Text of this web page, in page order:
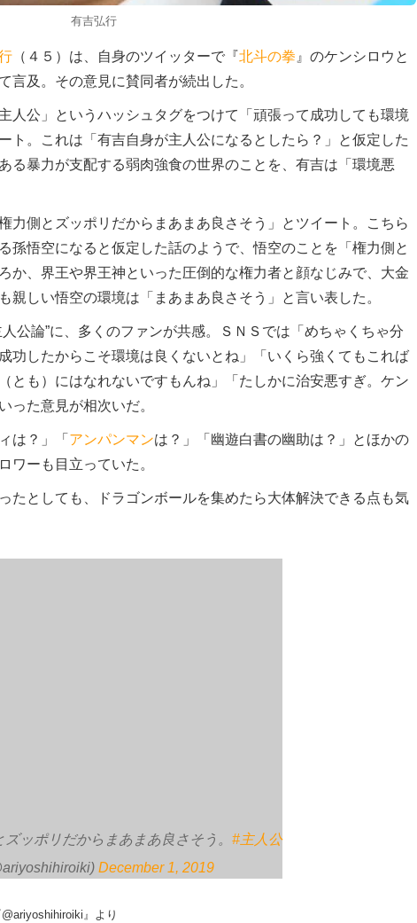
有吉弘行
（４５）は、自身のツイッターで『北斗の拳 』のケンシロウと
言及。その意見に賛同者が続出した。
人公」というハッシュタグをつけて「頑張って成功しても環境
ト。これは「有吉自身が主人公になるとしたら？」と仮定した
る暴力が支配する弱肉強食の世界のことを、有吉は「環境悪
側とズッポリだからまあまあ良さそう」とツイート。こちら
孫悟空になると仮定した話のようで、悟空のことを「権力側と
か、界王や界王神といった圧倒的な権力者と顔なじみで、大金
親しい悟空の環境は「まあまあ良さそう」と言い表した。
公論”に、多くのファンが共感。ＳＮＳでは「めちゃくちゃ分
功したからこそ環境は良くないとね」「いくら強くてもこれば
も）にはなれないですもんね」「たしかに治安悪すぎ。ケン
った意見が相次いだ。
は？」「 アンパンマンは？」「幽遊白書の幽助は？」とほかの
ワーも目立っていた。
たとしても、ドラゴンボールを集めたら大体解決できる点も気
ッポリだからまあまあ良さそう。 #主人公
December 1, 2019
』より